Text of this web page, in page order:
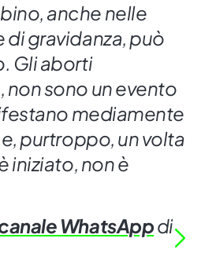
anche nelle
gravidanza, può
Gli aborti
sono un evento
mediamente
purtroppo, un volta
iniziato, non è
WhatsAppdi